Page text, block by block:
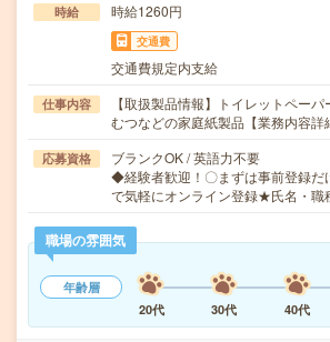
時給 時給1260円
交通費
交通費規定内支給
仕事内容
【取扱製品情報】トイレットペー
むつなどの家庭紙製品【業務内容
応募資格
ブランクOK / 英語力不要
◆経験者歓迎！〇まずは事前登録だ
で気軽にオンライン登録★氏名・
職場の雰囲気
年齢層
20代
30代 40代